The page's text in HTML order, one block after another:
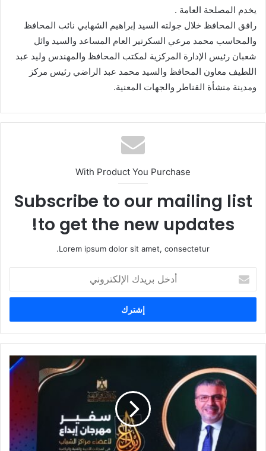
يخدم المصلحة العامة .
رافق المحافظ خلال جولته السيد إبراهيم الشهابي نائب المحافظ
والمحاسب محمد مرعي السكرتير العام المساعد والسيد وائل
شعبان رئيس الإدارة المركزية لمكتب المحافظ والمهندس وليد عبد
اللطيف معاون المحافظ والسيد محمد عبد الراضي رئيس مركز
ومدينة منشأة القناطر والجهات المعنية.
With Product You Purchase
Subscribe to our mailing list
to get the new updates!
Lorem ipsum dolor sit amet, consectetur.
خ
ب
ر
ا
ل